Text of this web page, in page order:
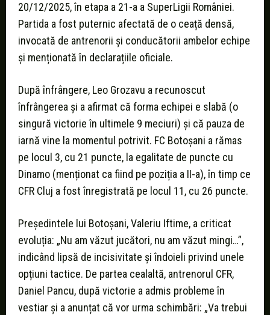
20/12/2025, în etapa a 21-a a SuperLigii României.
Partida a fost puternic afectată de o ceață densă,
invocată de antrenorii și conducătorii ambelor echipe
și menționată în declarațiile oficiale.
După înfrângere, Leo Grozavu a recunoscut
înfrângerea și a afirmat că forma echipei e slabă (o
singură victorie în ultimele 9 meciuri) și că pauza de
iarnă vine la momentul potrivit. FC Botoșani a rămas
pe locul 3, cu 21 puncte, la egalitate de puncte cu
Dinamo (menționat ca fiind pe poziția a II-a), în timp ce
CFR Cluj a fost înregistrată pe locul 11, cu 26 puncte.
Președintele lui Botoșani, Valeriu Iftime, a criticat
evoluția: „Nu am văzut jucători, nu am văzut mingi…”,
indicând lipsă de incisivitate și îndoieli privind unele
opțiuni tactice. De partea cealaltă, antrenorul CFR,
Daniel Pancu, după victorie a admis probleme în
vestiar și a anunțat că vor urma schimbări: „Va trebui